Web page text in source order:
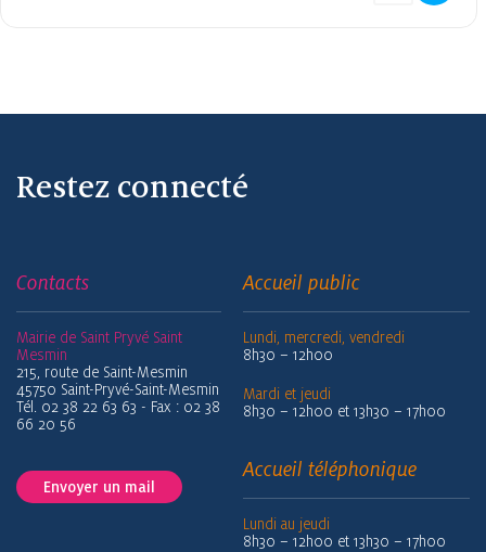
Restez connecté
Contacts
Mairie de Saint Pryvé Saint
Mesmin
215, route de Saint-Mesmin
45750 Saint-Pryvé-Saint-Mesmin
Tél. 02 38 22 63 63 - Fax : 02 38
66 20 56
Envoyer un mail
Accueil public
Lundi, mercredi, vendredi
8h30 – 12h00
Mardi et jeudi
8h30 – 12h00 et 13h30 – 17h00
Accueil téléphonique
Lundi au jeudi
8h30 – 12h00 et 13h30 – 17h00